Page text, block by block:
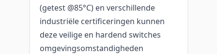
(getest @85°C) en verschillende
industriële certificeringen kunnen
deze veilige en hardend switches
omgevingsomstandigheden